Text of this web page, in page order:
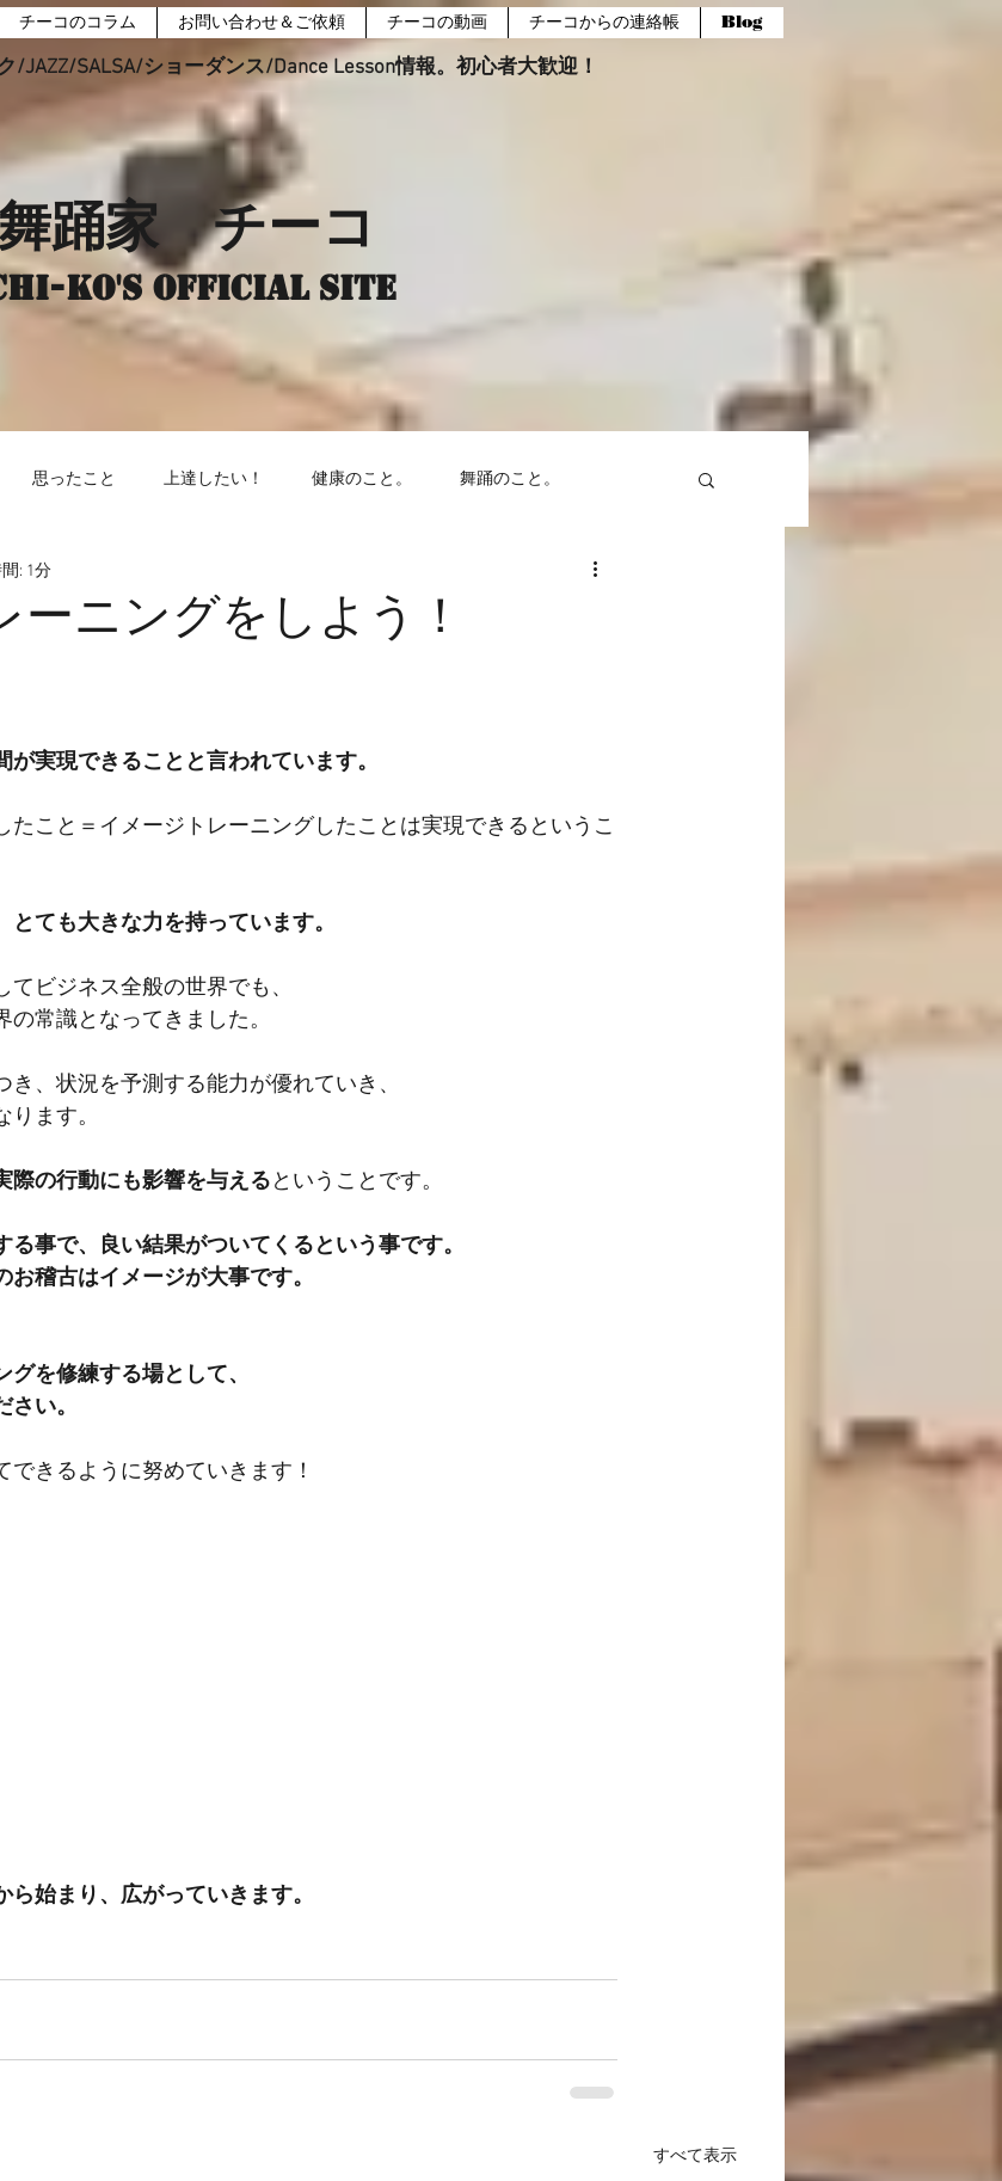
チーコのコラム お問い合わせ＆ご依頼 チーコの動画 チーコからの連絡帳 Blog
/JAZZ/SALSA/ショーダンス/Dance Lesson情報。初心者大歓迎！
踊家 チーコ
ko's Official site
思ったこと 上達したい！ 健康のこと。 舞踊のこと。
ーニングをしよう！
: 1分
実現できることと言われています。
たこと＝イメージトレーニングしたことは実現できるというこ
ても大きな力を持っています。
ビジネス全般の世界でも、
常識となってきました。
、状況を予測する能力が優れていき、
ます。
際の行動にも影響を与えるということです。
る事で、良い結果がついてくるという事です。
稽古はイメージが大事です。
を修練する場として、
い。
きるように努めていきます！
始まり、広がっていきます。
すべて表示